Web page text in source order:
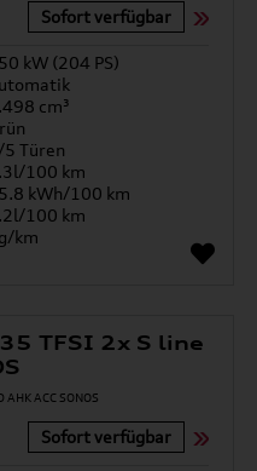
Sofort verfügbar
kW (204 PS)
cm³
Türen
100 km
kWh/100 km
100 km
km
TFSI 2x S line
Sofort verfügbar